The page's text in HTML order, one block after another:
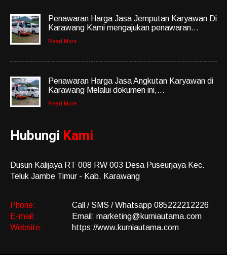
Penawaran Harga Jasa Jemputan Karyawan Di
Karawang Kami mengajukan penawaran...
Read More
Penawaran Harga Jasa Angkutan Karyawan di
Karawang Melalui dokumen ini,...
Read More
Hubungi Kami
Dusun Kalijaya RT 008 RW 003 Desa Puseurjaya Kec.
Teluk Jambe Timur - Kab. Karawang
Phone:
Call / SMS / Whatsapp 085222212226
E-mail:
Email: marketing@kurniautama.com
Website:
https://www.kurniautama.com